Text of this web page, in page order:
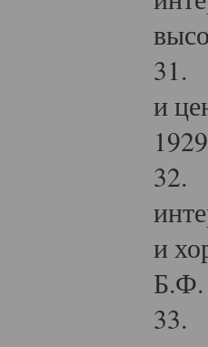
31.
и
32.
и
Б.Ф.
33.